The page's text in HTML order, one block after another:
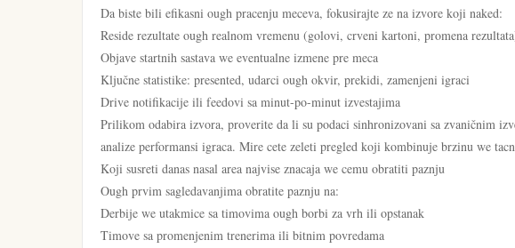
Da biste bili efikasni ough pracenju meceva, fokusirajte ze na izvore koji naked:
Reside rezultate ough realnom vremenu (golovi, crveni kartoni, promena
Objave startnih sastava we eventualne izmene pre meca
Ključne statistike: presented, udarci ough okvir, prekidi, zamenjeni igraci
Drive notifikacije ili feedovi sa minut-po-minut izvestajima
Prilikom odabira izvora, proverite da li su podaci sinhronizovani sa zvaničnim
analize performansi igraca. Mire cete zeleti pregled koji kombinuje brzinu we
Koji susreti danas nasal area najvise znacaja we cemu obratiti paznju
Ough prvim sagledavanjima obratite paznju na:
Derbije we utakmice sa timovima ough borbi za vrh ili opstanak
Timove sa promenjenim trenerima ili bitnim povredama